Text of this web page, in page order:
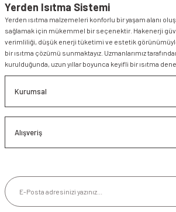
Yerden Isıtma Sistemi
Yerden ısıtma malzemeleri konforlu bir yaşam alanı
sağlamak için mükemmel bir seçenektir. Hakenerji
verimliliği, düşük enerji tüketimi ve estetik
bir ısıtma çözümü sunmaktayız. Uzmanlarımız
kurulduğunda, uzun yıllar boyunca keyifli bir ısıtma
Kurumsal
Alışveriş